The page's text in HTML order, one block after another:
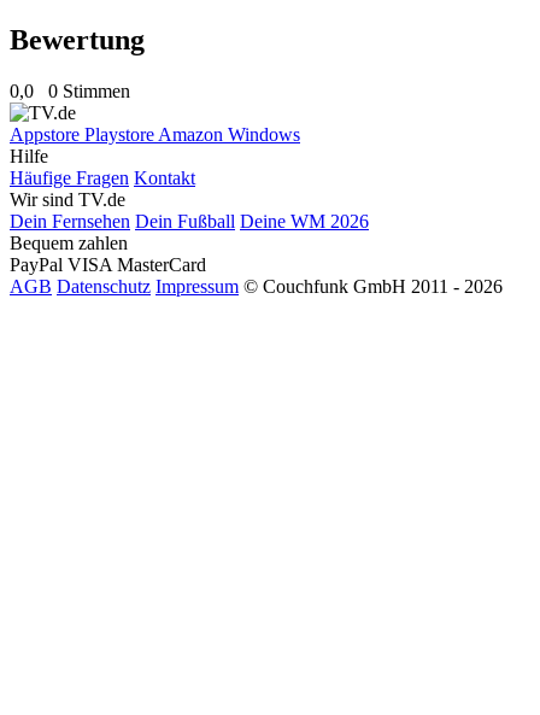
Bewertung
0,0 0 Stimmen
Appstore Playstore Amazon Windows
Hilfe
Häufige Fragen Kontakt
Wir sind TV.de
Dein Fernsehen Dein Fußball Deine WM 2026
Bequem zahlen
PayPal VISA MasterCard
AGB Datenschutz Impressum © Couchfunk GmbH 2011 - 2026